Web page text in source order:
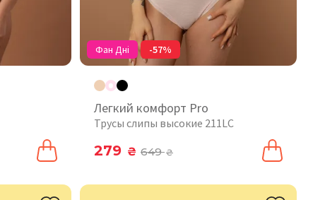
Фан Дні -57%
Легкий комфорт Pro
Трусы слипы высокие 211LC
279 ₴ 649₴